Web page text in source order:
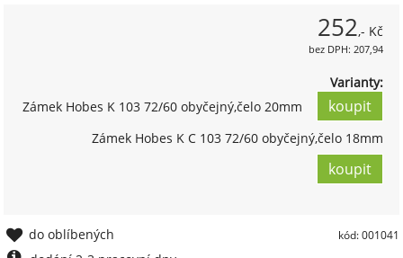
252,- Kč
bez DPH: 207,94
Varianty:
Zámek Hobes K 103 72/60 obyčejný,čelo 20mm
Zámek Hobes K C 103 72/60 obyčejný,čelo 18mm
kód: 001041
do oblíbených